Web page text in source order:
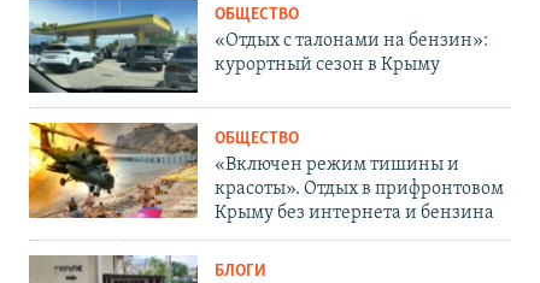
ОБЩЕСТВО
«Отдых с талонами на бензин»:
курортный сезон в Крыму
ОБЩЕСТВО
«Включен режим тишины и
красоты». Отдых в прифронтовом
Крыму без интернета и бензина
БЛОГИ